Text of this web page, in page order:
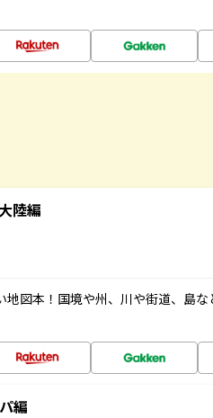
陸編
図本！国境や州、川や街道、島
編